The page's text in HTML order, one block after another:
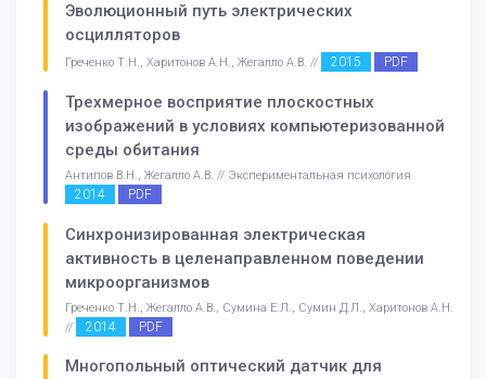
Эволюционный путь электрических
осцилляторов
Греченко Т.Н., Харитонов А.Н., Жегалло А.В. // 2015 PDF
Трехмерное восприятие плоскостных
изображений в условиях компьютеризованной
среды обитания
Антипов В.Н., Жегалло А.В. // Экспериментальная психология
2014 PDF
Синхронизированная электрическая
активность в целенаправленном поведении
микроорганизмов
Греченко Т.Н., Жегалло А.В., Сумина Е.Л., Сумин Д.Л., Харитонов А.Н.
//
2014 PDF
Многопольный оптический датчик для